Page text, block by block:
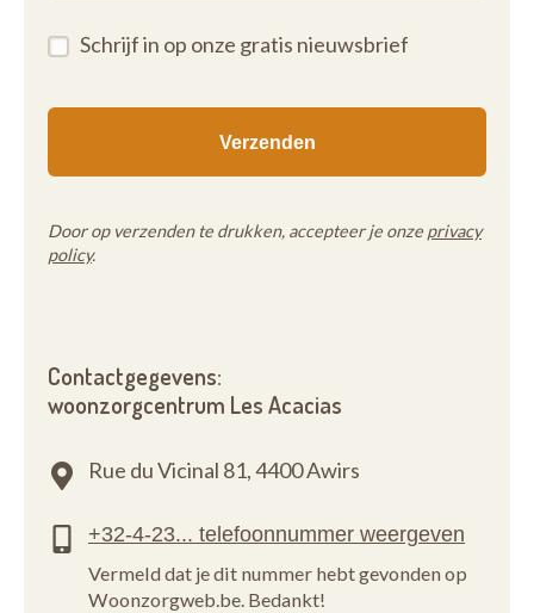
Schrijf in op onze gratis nieuwsbrief
Door op verzenden te drukken, accepteer je onze privacy
policy.
Contactgegevens:
woonzorgcentrum Les Acacias
Rue du Vicinal 81,4400 Awirs
Vermeld dat je dit nummer hebt gevonden op
Woonzorgweb.be. Bedankt!